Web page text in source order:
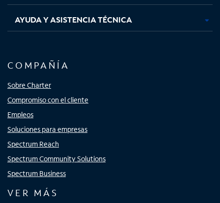
AYUDA Y ASISTENCIA TÉCNICA
COMPAÑÍA
Sobre Charter
Compromiso con el cliente
Empleos
Soluciones para empresas
Spectrum Reach
Spectrum Community Solutions
Spectrum Business
VER MÁS